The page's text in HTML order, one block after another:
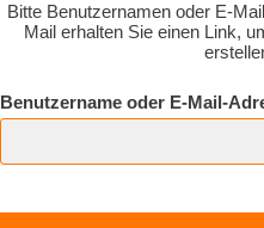
Bitte Benutzernamen oder E-
Mail erhalten Sie einen Link,
Benutzername oder E-Mail-